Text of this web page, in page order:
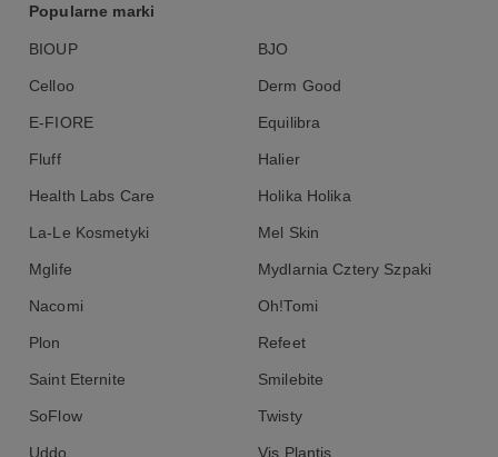
Popularne marki
BIOUP BJO
Celloo Derm Good
E-FIORE Equilibra
Fluff Halier
Health Labs Care Holika Holika
La-Le Kosmetyki Mel Skin
Mglife Mydlarnia Cztery Szpaki
Nacomi Oh!Tomi
Plon Refeet
Saint Eternite Smilebite
SoFlow Twisty
Uddo Vis Plantis